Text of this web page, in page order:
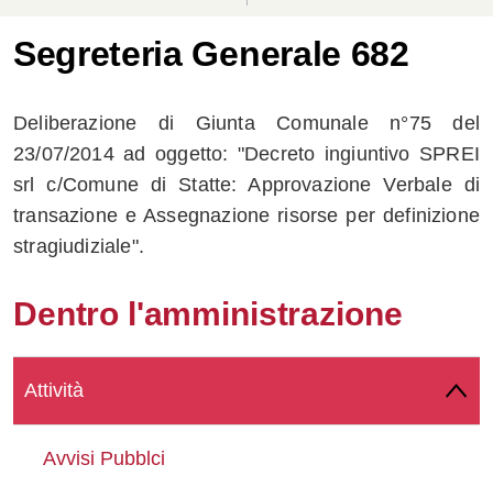
Condividi
network
Condividi
Facebook
su
Twitter
Condividi
su
Condividi
Whatsapp
Segreteria Generale 682
Deliberazione di Giunta Comunale n°75 del
23/07/2014 ad oggetto: "Decreto ingiuntivo SPREI
srl c/Comune di Statte: Approvazione Verbale di
transazione e Assegnazione risorse per definizione
stragiudiziale".
Dentro l'amministrazione
Attività
Avvisi Pubblci